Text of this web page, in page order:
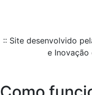
:: Site desenvolvido
e Inovação